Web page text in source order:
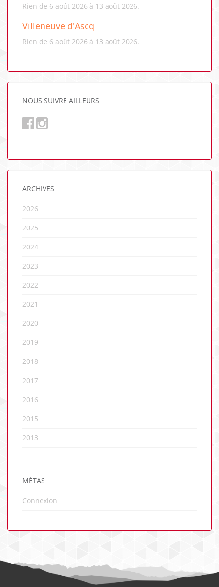
Rien de 6 août 2026 à 13 août 2026.
Villeneuve d'Ascq
Rien de 6 août 2026 à 13 août 2026.
NOUS SUIVRE AILLEURS
ARCHIVES
2026
2025
2024
2023
2022
2021
2020
2019
2018
2017
2016
2015
2013
MÉTAS
Connexion